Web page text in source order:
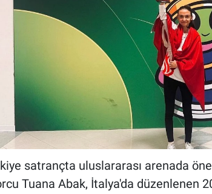
satrançta uluslararası arenada
Tuana Abak, İtalya'da düzenlenen